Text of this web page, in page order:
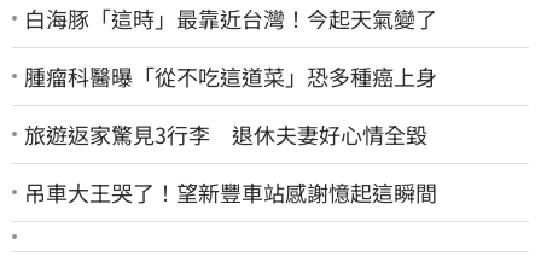
白海豚「這時」最靠近台灣！今起天氣變了
腫瘤科醫曝「從不吃這道菜」恐多種癌上身
旅遊返家驚見3行李 退休夫妻好心情全毀
吊車大王哭了！望新豐車站感謝憶起這瞬間